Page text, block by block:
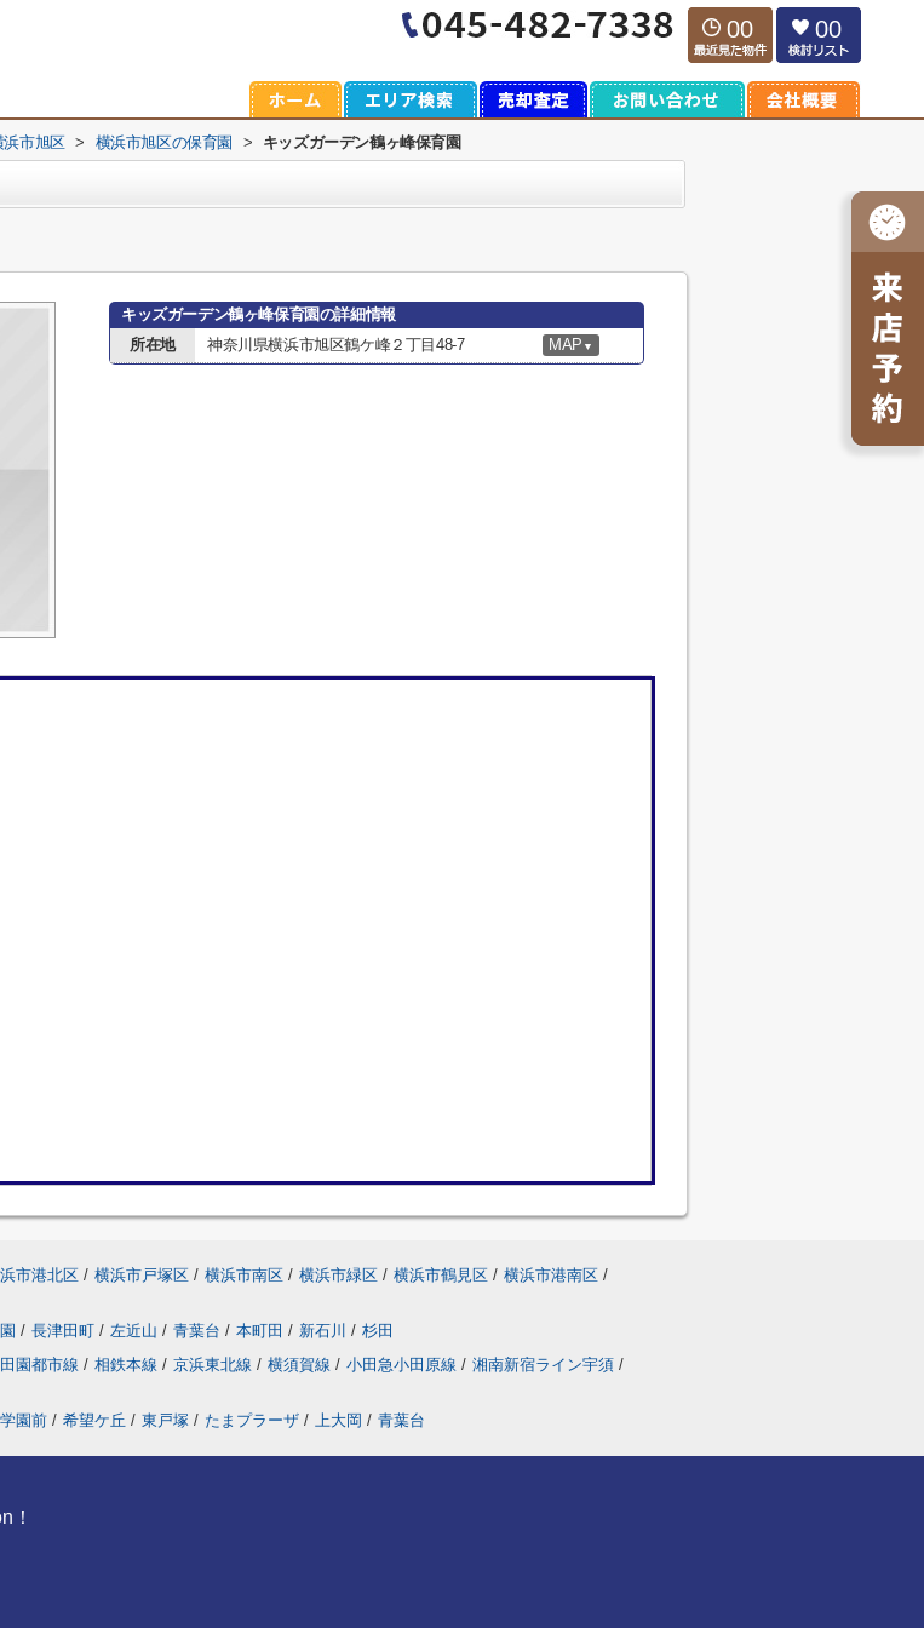
00 00
浜市旭区 > 横浜市旭区の保育園 > キッズガーデン鶴ヶ峰保育園
キッズガーデン鶴ヶ峰保育園の詳細情報
所在地
神奈川県横浜市旭区鶴ケ峰２丁目48-7 MAP ▼
市港北区 / 横浜市戸塚区 / 横浜市南区 / 横浜市緑区 / 横浜市鶴見区 / 横浜市港南区 /
/ 長津田町 / 左近山 / 青葉台 / 本町田 / 新石川 / 杉田
園都市線 / 相鉄本線 / 京浜東北線 / 横須賀線 / 小田急小田原線 / 湘南新宿ライン宇須 /
園前 / 希望ケ丘 / 東戸塚 / たまプラーザ / 上大岡 / 青葉台
！